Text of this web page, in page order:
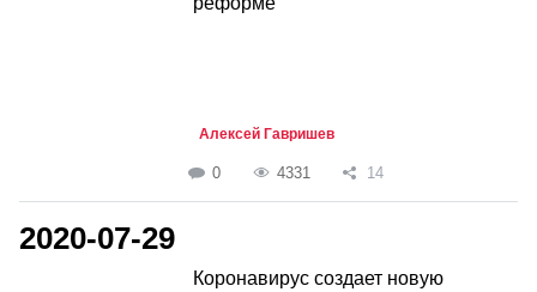
Алексей Гавришев
0 4331 14
2020-07-29
Коронавирус создает новую